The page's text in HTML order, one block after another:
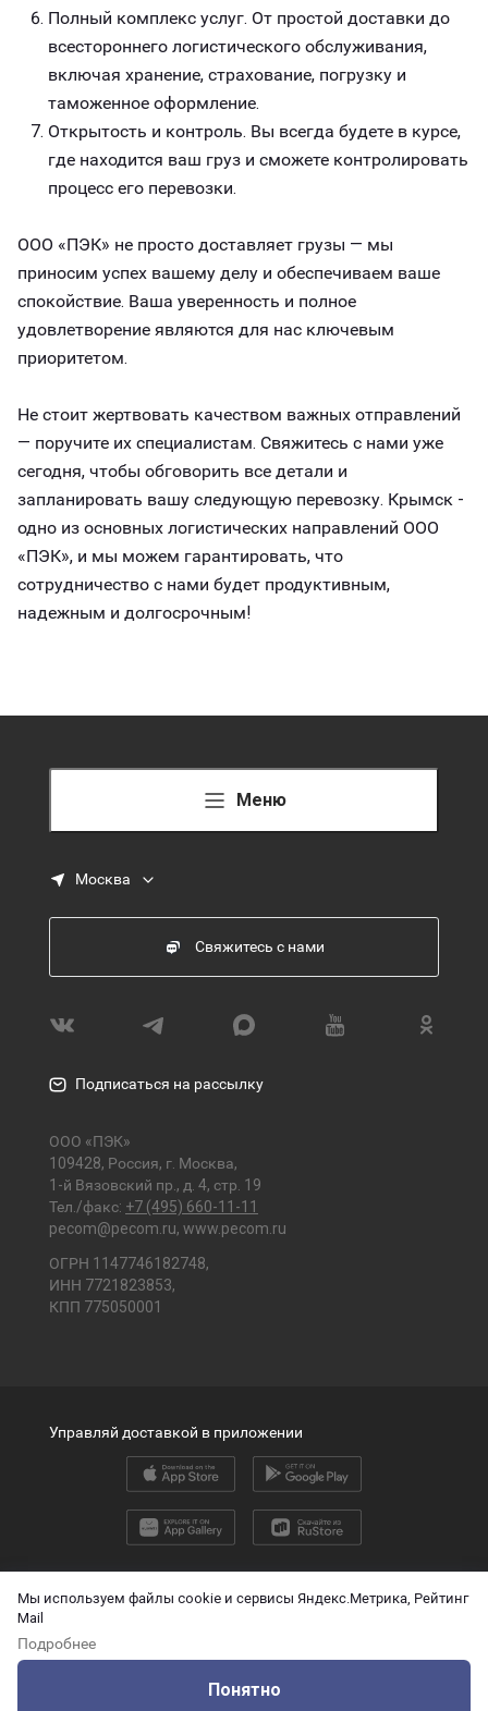
Мы используем файлы cookie и сервисы Яндекс.Метрика, Рейтинг
Mail
Подробнее
Понятно
Полный комплекс услуг. От простой доставки до
всестороннего логистического обслуживания,
включая хранение, страхование, погрузку и
таможенное оформление.
Открытость и контроль. Вы всегда будете в курсе,
где находится ваш груз и сможете контролировать
процесс его перевозки.
ООО «ПЭК» не просто доставляет грузы — мы
приносим успех вашему делу и обеспечиваем ваше
спокойствие. Ваша уверенность и полное
удовлетворение являются для нас ключевым
приоритетом.
Не стоит жертвовать качеством важных отправлений
— поручите их специалистам. Свяжитесь с нами уже
сегодня, чтобы обговорить все детали и
запланировать вашу следующую перевозку. Крымск -
одно из основных логистических направлений ООО
«ПЭК», и мы можем гарантировать, что
сотрудничество с нами будет продуктивным,
надежным и долгосрочным!
Меню
Москва
Свяжитесь с нами
Подписаться на рассылку
ООО «ПЭК»
109428, Россия, г. Москва,
1-й Вязовский пр., д. 4, стр. 19
Тел./факс: +7 (495) 660-11-11
pecom@pecom.ru, www.pecom.ru
ОГРН 1147746182748,
ИНН 7721823853,
КПП 775050001
2026 © ООО «ПЭК»
О защите персональных данных
Технические данные для ИИ
Управляй доставкой в приложении